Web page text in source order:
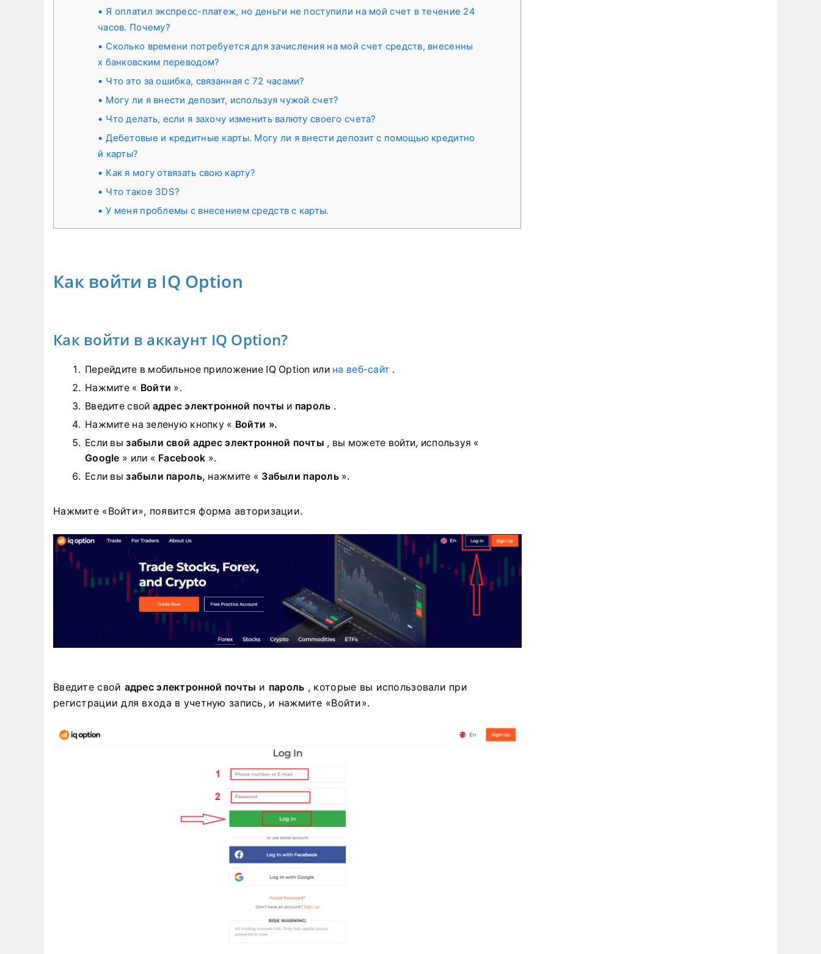
Я оплатил экспресс-платеж, но деньги не поступили на мой счет в течение 24
часов. Почему?
Сколько времени потребуется для зачисления на мой счет средств, внесенны
х банковским переводом?
Что это за ошибка, связанная с 72 часами?
Могу ли я внести депозит, используя чужой счет?
Что делать, если я захочу изменить валюту своего счета?
Дебетовые и кредитные карты. Могу ли я внести депозит с помощью кредитно
й карты?
Как я могу отвязать свою карту?
Что такое 3DS?
У меня проблемы с внесением средств с карты.
Как войти в IQ Option
Как войти в аккаунт IQ Option?
Перейдите в мобильное приложение IQ Option или на веб-сайт .
Нажмите « Войти ».
Введите свой адрес электронной почты и пароль .
Нажмите назеленую кнопку « Войти ».
Если вызабыли свой адрес электронной почты , вы можете войти, используя «
Google » или « Facebook ».
Если вызабыли пароль, нажмите « Забыли пароль».
Нажмите «Войти», появится форма авторизации.
Введите свой адрес электронной почты и пароль , которые вы использовали при
регистрации для входа в учетную запись, и нажмите «Войти».